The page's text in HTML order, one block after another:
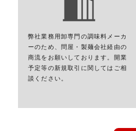
弊社業務用卸専門の調味料メーカ
ーのため、問屋・製麺会社経由の
商流をお願いしております。開業
予定等の新規取引に関してはご相
談ください。